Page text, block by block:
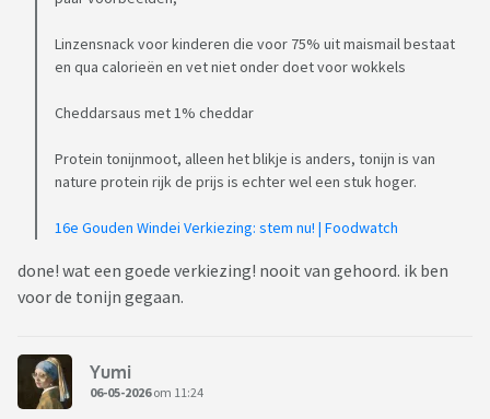
Linzensnack voor kinderen die voor 75% uit maismail bestaat
en qua calorieën en vet niet onder doet voor wokkels
Cheddarsaus met 1% cheddar
Protein tonijnmoot, alleen het blikje is anders, tonijn is van
nature protein rijk de prijs is echter wel een stuk hoger.
16e Gouden Windei Verkiezing: stem nu! | Foodwatch
done! wat een goede verkiezing! nooit van gehoord. ik ben
voor de tonijn gegaan.
Yumi
06-05-2026om 11:24